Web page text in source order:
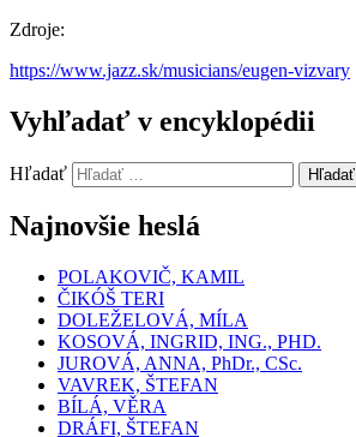
Zdroje:
https://www.jazz.sk/musicians/eugen-vizvary
Vyhľadať v encyklopédii
Hľadať Hľadať
Najnovšie heslá
POLAKOVIČ, KAMIL
ČIKÓŠ TERI
DOLEŽELOVÁ, MÍLA
KOSOVÁ, INGRID, ING., PHD.
JUROVÁ, ANNA, PhDr., CSc.
VAVREK, ŠTEFAN
BÍLÁ, VĚRA
DRÁFI, ŠTEFAN